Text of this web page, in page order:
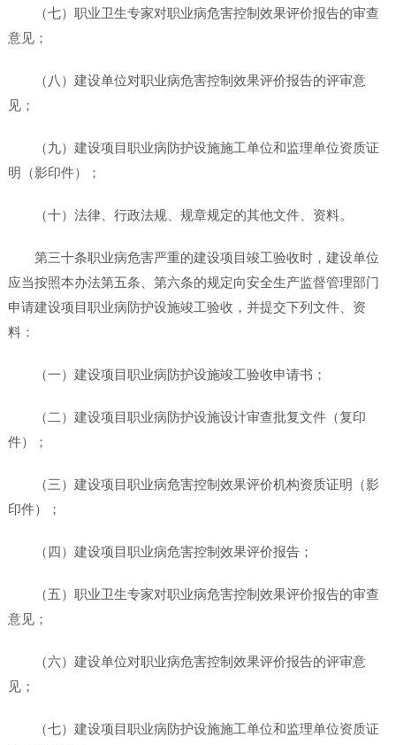
（七）职业卫生专家对职业病危害控制效果评价报告的审查
意见；
（八）建设单位对职业病危害控制效果评价报告的评审意
见；
（九）建设项目职业病防护设施施工单位和监理单位资质证
明（影印件）；
（十）法律、行政法规、规章规定的其他文件、资料。
第三十条职业病危害严重的建设项目竣工验收时，建设单位
应当按照本办法第五条、第六条的规定向安全生产监督管理部门
申请建设项目职业病防护设施竣工验收，并提交下列文件、资
料：
（一）建设项目职业病防护设施竣工验收申请书；
（二）建设项目职业病防护设施设计审查批复文件（复印
件）；
（三）建设项目职业病危害控制效果评价机构资质证明（影
印件）；
（四）建设项目职业病危害控制效果评价报告；
（五）职业卫生专家对职业病危害控制效果评价报告的审查
意见；
（六）建设单位对职业病危害控制效果评价报告的评审意
见；
（七）建设项目职业病防护设施施工单位和监理单位资质证